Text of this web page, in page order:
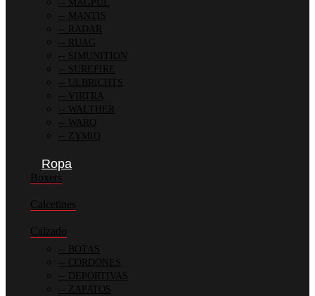
MAGPUL
MANTIS
RADAR
RUAG
SIMUNITION
SUREFIRE
ULBRICHTS
VIRTRA
WALTHER
WARQ
ZYMIQ
Ropa
Boxers
Calcetines
Calzado
BOTAS
CORDONES
DEPORTIVAS
ZAPATOS